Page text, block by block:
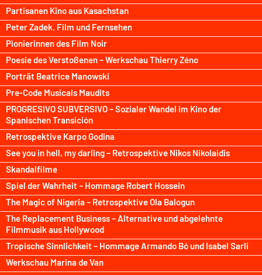
Partisanen Kino aus Kasachstan
Peter Zadek. Film und Fernsehen
Pionierinnen des Film Noir
Poesie des Verstoßenen – Werkschau Thierry Zéno
Porträt Beatrice Manowski
Pre-Code Musicals Maudits
PROGRESIVO SUBVERSIVO – Sozialer Wandel im Kino der
Spanischen Transición
Retrospektive Karpo Godina
See you in hell, my darling – Retrospektive Nikos Nikolaidis
Skandalfilme
Spiel der Wahrheit – Hommage Robert Hossein
The Magic of Nigeria – Retrospektive Ola Balogun
The Replacement Business – Alternative und abgelehnte
Filmmusik aus Hollywood
Tropische Sinnlichkeit – Hommage Armando Bó und Isabel Sarli
Werkschau Marina de Van